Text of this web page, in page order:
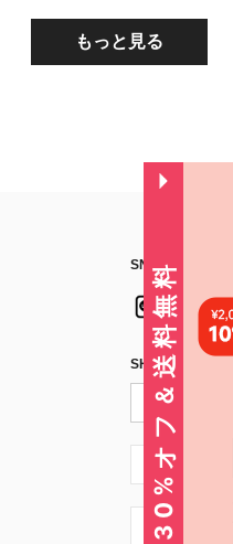
もっと見る
SNSフォローは
SHEIN STYLE
JP + 81
JP + 81
30%オフ＆送料無料